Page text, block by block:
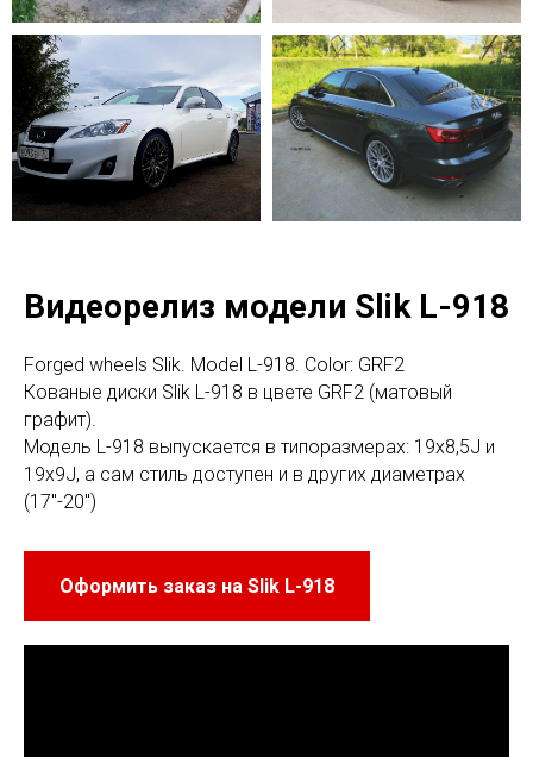
Видеорелиз модели Slik L-918
Forged wheels Slik. Model L-918. Color: GRF2
Кованые диски Slik L-918 в цвете GRF2 (матовый
графит).
Модель L-918 выпускается в типоразмерах: 19x8,5J и
19x9J, а сам стиль доступен и в других диаметрах
(17"-20")
Оформить заказ на Slik L-918